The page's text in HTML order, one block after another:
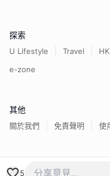
5
探索
U Lifestyle Travel HK
e-zone
其他
關於我們 免責聲明 使
香港經濟日報版權所有©